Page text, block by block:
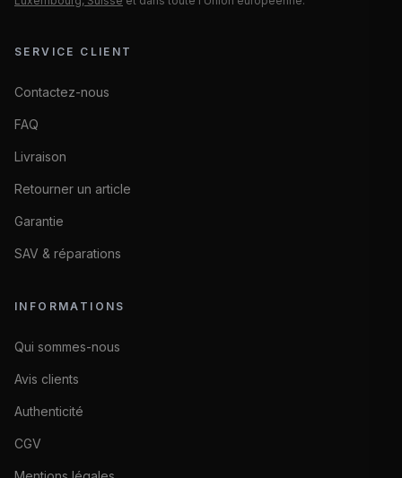
SERVICE CLIENT
Contactez-nous
FAQ
Livraison
Retourner un article
Garantie
SAV & réparations
INFORMATIONS
Qui sommes-nous
Avis clients
Authenticité
CGV